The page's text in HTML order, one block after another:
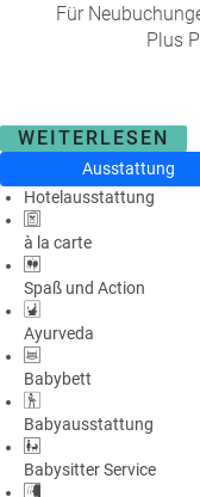
Für
Plus
WEITERLESEN
Ausstattung
Hotelausstattung
à la carte
Spaß und Action
Ayurveda
Babybett
Babyausstattung
Babysitter Service